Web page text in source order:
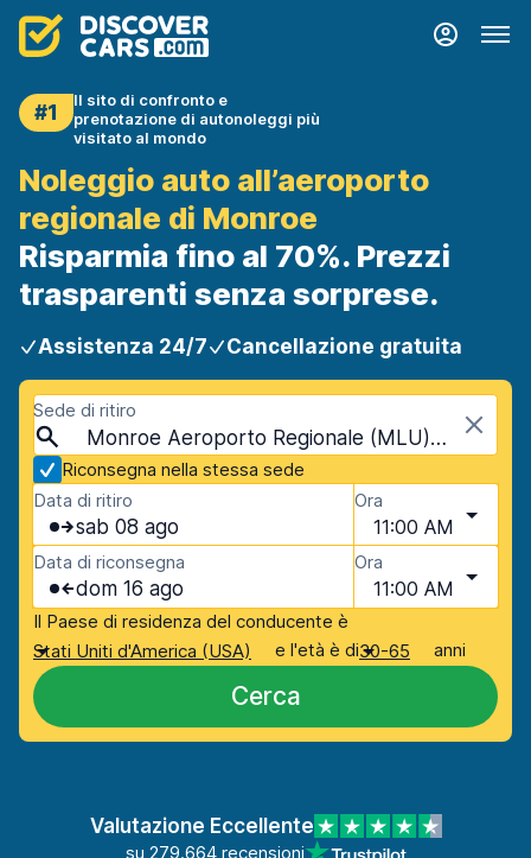
#1
Il sito di confronto e
prenotazione di autonoleggi più
visitato al mondo
Noleggio auto all’aeroporto
regionale di Monroe
Risparmia fino al 70%. Prezzi
trasparenti senza sorprese.
Assistenza 24/7 Cancellazione gratuita
Sede di ritiro
Monroe Aeroporto Regionale (MLU), Monroe, USA - Louisiana
Riconsegna nella stessa sede
Data di ritiro
sab 08 ago
Ora
11:00 AM
Data di riconsegna
dom 16 ago
Ora
11:00 AM
Il Paese di residenza del conducente è
Stati Uniti d'America (USA)
e l'età è di30-65 anni
Cerca
Valutazione Eccellente
su 279.664 recensioni